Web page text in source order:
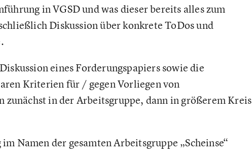
in VGSD und was dieser bereits alles zum
Diskussion über konkrete ToDos und
eines Forderungspapiers sowie die
Kriterien für / gegen Vorliegen von
zunächst in der Arbeitsgruppe, dann in größerem Kreis
Namen der gesamten Arbeitsgruppe „Scheinse“